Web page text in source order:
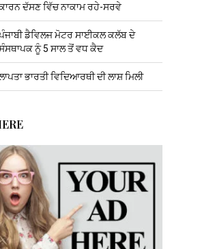
ਦੱਸਣ ਵਿੱਚ ਨਾਕਾਮ ਰਹੇ-ਸਰਵੇ
ਡੈਵਿਲਜ ਮੋਟਰ ਸਾਈਕਲ ਕਲੱਬ ਦੇ
ਨੂੰ 5 ਸਾਲ ਤੋਂ ਵਧ ਕੈਦ
ਭਾਰਤੀ ਵਿਦਿਆਰਥੀ ਦੀ ਲਾਸ਼ ਮਿਲੀ